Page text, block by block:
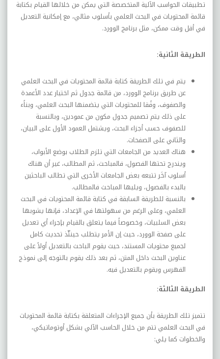
تطبيقات الحواسب الآلية المتخصصة التي يمكن من خلالها القيام بكتابة
قائمة المحتويات في البحث العلمي بأسلوب مثالي، مع إمكانية التعديل
في أقل وقت ممكن، مثل برنامج الوورد.
الطريقة الثانية:
يتم في تلك الطريقة كتابة قائمة المحتويات في البحث العلمي
عن طريق برنامج الوورد، من قائمة جدول ثم اختيار عدد الأعمدة
والصفوف، وفًقا للمحتويات التي يتضمنها البحث العلمي، وبناًء
على ذلك يتم تصميم جدول مكون من عمودين، وبالنسبة
للصفوف حسب أجزاء البحث، ويشتمل العمود الأول على البيان،
والثاني على الصفحات.
هناك العديد من الجامعات التي تلزم الطلاب بوضع الأبواب،
ويندرج تحتها الفصول، فالمباحث، ثم المطالب، غيرأن هناك
أسلوب آخَر تتبعه بعض الجامعات الأخرى التي تطالب الباحثين
بالبدء بالفصول، ويليها المباحث فالمطالب.
بالنسبة للطريقة السابقة في كتابة قائمة المحتويات في البحث
العلمي، وعلى الرغم من سهولتها في الإعداد، فإنها يشوبها
بعض السلبيات، وخصوصاً فيما يتعلق بالقيام بإجراء أي تعديل
على صفحة الوورد، حيث إن الأمر يتطلب حينئّذ تحديث كامل
لجميع محتويات المستند، حيث يقوم الباحث بالتعديل أولاً على
عناوين البحث داخل المتن، ثم بعد ذلك يقوم بالتوجه إلى نموذج
الفهرس ويقوم بالتعديل فيه.
الطريقة الثالثة:
تتميز تلك الطريقة بأن جميع الإجراءات المتعلقة بكتابة قائمة المحتويات
في البحث العلمي تتم من خلال الحاسب الآلي بشكل أوتوماتيكي،
والخطوات كما يلي: